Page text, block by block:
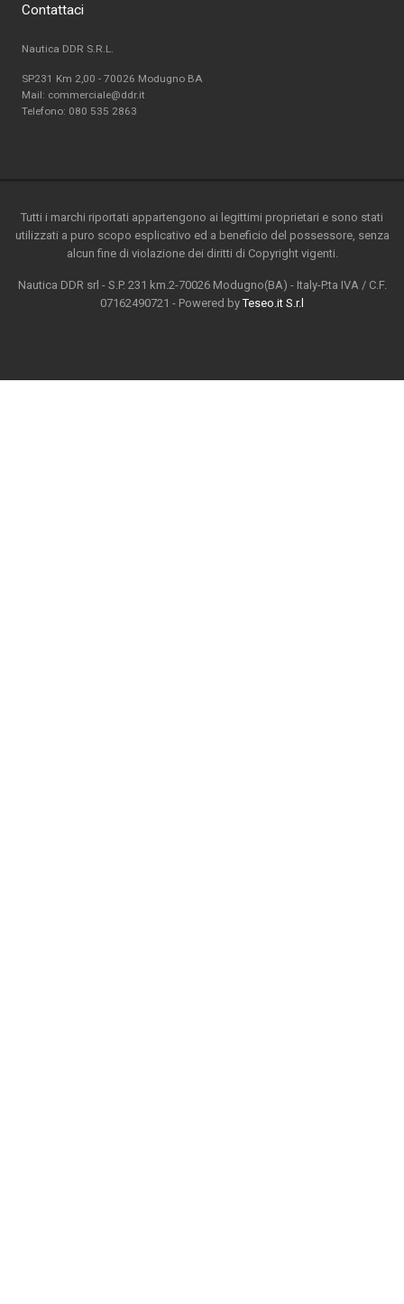
Contattaci
Nautica DDR S.R.L.
SP231 Km 2,00 - 70026 Modugno BA
Mail: commerciale@ddr.it
Telefono: 080 535 2863
Tutti i marchi riportati appartengono ai legittimi proprietari e sono stati
utilizzati a puro scopo esplicativo ed a beneficio del possessore, senza
alcun fine di violazione dei diritti di Copyright vigenti.
Nautica DDR srl - S.P. 231 km.2-70026 Modugno(BA) - Italy-P.ta IVA / C.F.
07162490721 - Powered byTeseo.it S.r.l